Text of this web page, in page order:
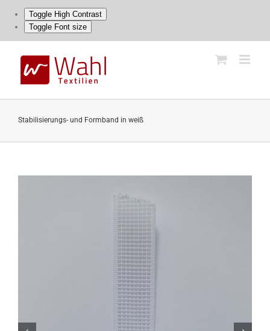
Toggle High Contrast
Toggle Font size
content
Stabilisierungs- und Formband in weiß